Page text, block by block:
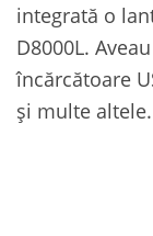
integrată o
D8000L.
încărcătoare
și multe altele.